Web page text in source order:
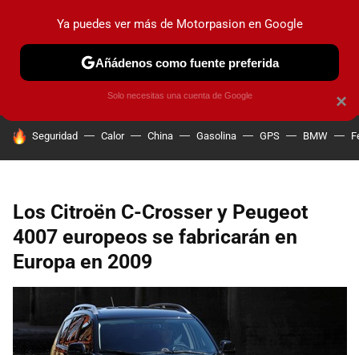
PRUEBAS COCHES ELÉCTRICOS OBSERVATORIO
HOY SE HABLA DE
Seguridad Calor China Gasolina GPS BMW
Los Citroën C-Crosser y Peugeot
4007 europeos se fabricarán en
Europa en 2009
×
Ya puedes ver más de Motorpasion en Google
Añádenos como fuente preferida
Solo necesitas una cuenta de Google